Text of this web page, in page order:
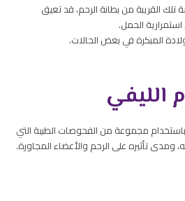
تلك القريبة من بطانة الرحم، قد تعيق
استمرارية الحمل.
المبكرة في بعض الحالات.
الليفي
مجموعة من الفحوصات الطبية التي
تأثيره على الرحم والأعضاء المجاورة.